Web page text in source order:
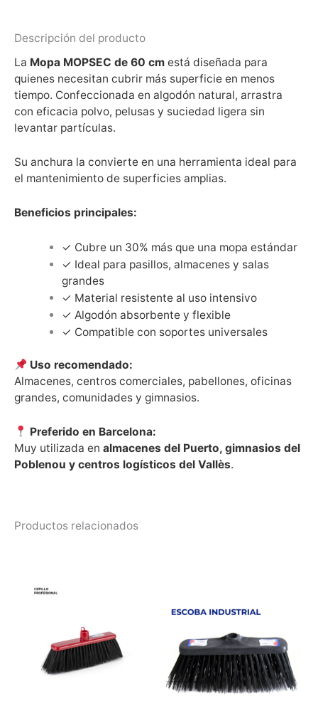
Descripción del producto
La Mopa MOPSEC de 60 cm está diseñada para
quienes necesitan cubrir más superficie en menos
tiempo. Confeccionada en algodón natural, arrastra
con eficacia polvo, pelusas y suciedad ligera sin
levantar partículas.
Su anchura la convierte en una herramienta ideal para
el mantenimiento de superficies amplias.
Beneficios principales:
✓ Cubre un 30% más que una mopa estándar
✓ Ideal para pasillos, almacenes y salas
grandes
✓ Material resistente al uso intensivo
✓ Algodón absorbente y flexible
✓ Compatible con soportes universales
Uso recomendado:
Almacenes, centros comerciales, pabellones, oficinas
grandes, comunidades y gimnasios.
Preferido en Barcelona:
Muy utilizada en almacenes del Puerto, gimnasios del
Poblenou y centros logísticos del Vallès.
Productos relacionados